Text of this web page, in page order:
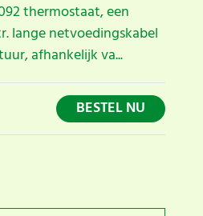
thermostaat, een
lange netvoedingskabel
afhankelijk va...
BESTEL NU